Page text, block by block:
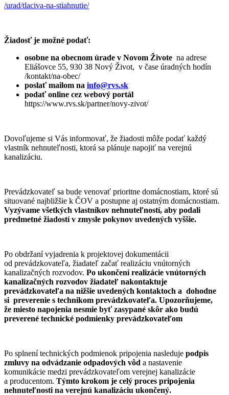
/urad/tlaciva-na-stiahnutie/
Žiadosť je možné podať:
osobne na obecnom úrade v Novom Živote na adrese
Eliášovce 55, 930 38 Nový Život, v čase úradných hodín
/kontakt/na-obec/
poslať mailom na info@rvs.sk
podať online cez webový portál
https://www.rvs.sk/partner/novy-zivot/
Dovoľujeme si Vás informovať, že žiadosti môže podať každý
vlastník nehnuteľnosti, ktorá sa plánuje napojiť na verejnú
kanalizáciu.
Prevádzkovateľ sa bude venovať prioritne domácnostiam, ktoré sú
situované najbližšie k ČOV a postupne aj ostatným domácnostiam.
Vyzývame všetkých vlastníkov nehnuteľností, aby podali
predmetné žiadostí v zmysle pokynov uvedených vyššie.
Po obdržaní vyjadrenia k projektovej dokumentácii
od prevádzkovateľa, žiadateľ začať realizáciu vnútorných
kanalizačných rozvodov. Po ukončení realizácie vnútorných
kanalizačných rozvodov žiadateľ nakontaktuje
prevádzkovateľa na nižšie uvedených kontaktoch a dohodne
si preverenie s technikom prevádzkovateľa. Upozorňujeme,
že miesto napojenia nesmie byť zasypané skôr ako budú
preverené technické podmienky prevádzkovateľom
Po splnení technických podmienok pripojenia nasleduje podpis
zmluvy na odvádzanie odpadových vôd a nastavenie
komunikácie medzi prevádzkovateľom verejnej kanalizácie
a producentom. Týmto krokom je celý proces pripojenia
nehnuteľnosti na verejnú kanalizáciu ukončený.